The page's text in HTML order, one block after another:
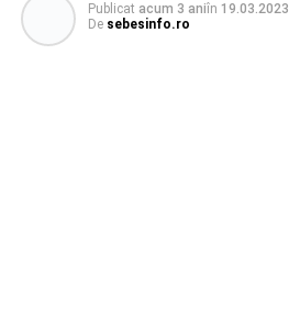
Publicat acum 3 aniîn 19.03.2023
De sebesinfo.ro